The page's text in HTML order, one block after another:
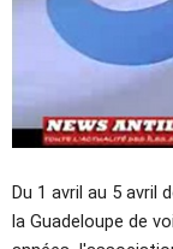
Du 1 avril au 5 avril
la Guadeloupe de